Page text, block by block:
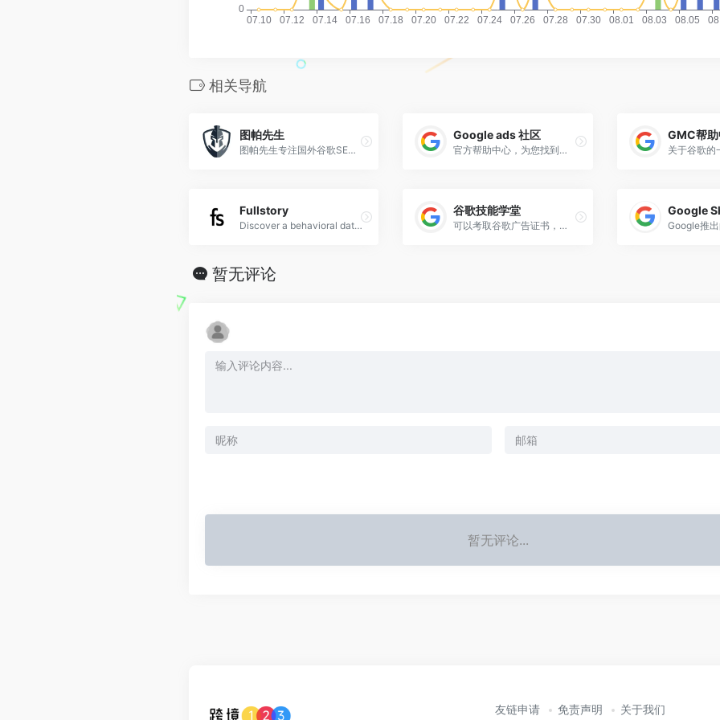
相关导航
图帕先生
图帕先生专注国外谷歌SEM搜索引擎营销, 谷歌广告, 广告Ads优化和策略, Facebook广告优化和营销策略, SEO优化, Affiliate联盟平台使用指南, Facebook广告, YouTube视频优化等。
Google ads 社区
官方帮助中心，为您找到各种提示和辅助手册。
GMC帮
Fullstory
Discover a behavioral data platform that surfaces user sentiment buried between clicks to create better products that win loyal customers for life.
谷歌技能学堂
可以考取谷歌广告证书，精心打造的一站式培训中心。
Google
暂无评论
暂无评论...
友链申请 免责声明 关于我们